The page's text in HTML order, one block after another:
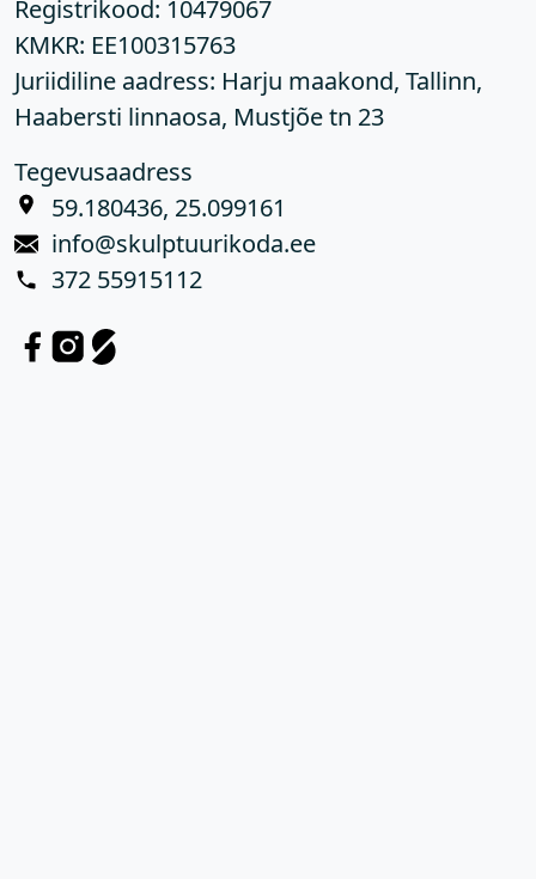
Registrikood: 10479067
KMKR: EE100315763
Juriidiline aadress: Harju maakond, Tallinn,
Haabersti linnaosa, Mustjõe tn 23
Tegevusaadress
59.180436, 25.099161
info@skulptuurikoda.ee
372 55915112